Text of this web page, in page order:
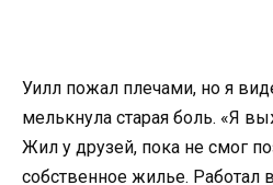
Уилл пожал плечами, но я
мелькнула старая боль. «Я
Жил у друзей, пока не смог
собственное жилье. Работал